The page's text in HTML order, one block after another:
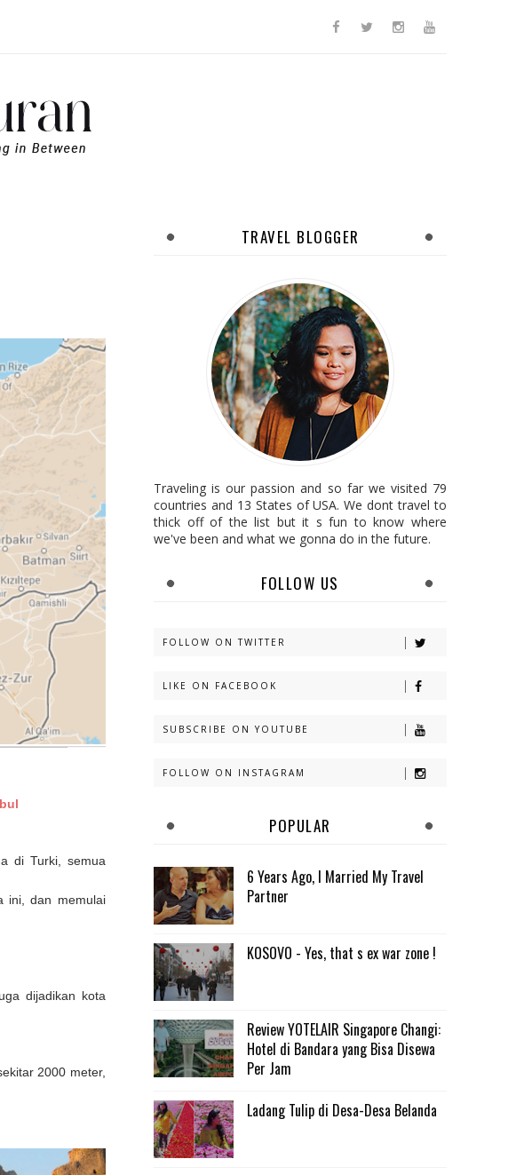
di Turki, semua
ini, dan memulai
dijadikan kota
2000 meter,
TRAVEL BLOGGER
Traveling is our passion and so far we visited 79
countries and 13 States of USA. We dont travel to
thick off of the list but it s fun to know where
we've been and what we gonna do in the future.
FOLLOW US
FOLLOW ON TWITTER
LIKE ON FACEBOOK
SUBSCRIBE ON YOUTUBE
FOLLOW ON INSTAGRAM
POPULAR
6 Years Ago, I Married My Travel
Partner
KOSOVO - Yes, that s ex war zone !
Review YOTELAIR Singapore Changi:
Hotel di Bandara yang Bisa Disewa
Per Jam
Ladang Tulip di Desa-Desa Belanda